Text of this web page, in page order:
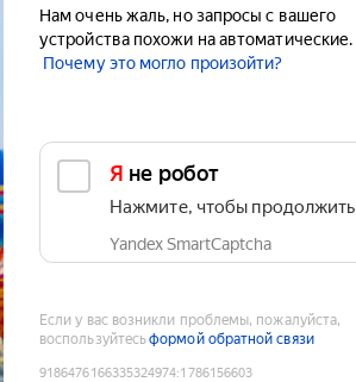
Нам очень жаль, но запросы с вашего
устройства похожи на автоматические.
Почему это могло произойти?
Я не робот
Нажмите, чтобы продолжить
Yandex SmartCaptcha
Если у вас возникли проблемы, пожалуйста,
воспользуйтесьформой обратной связи
9186476166335324974:1786156603